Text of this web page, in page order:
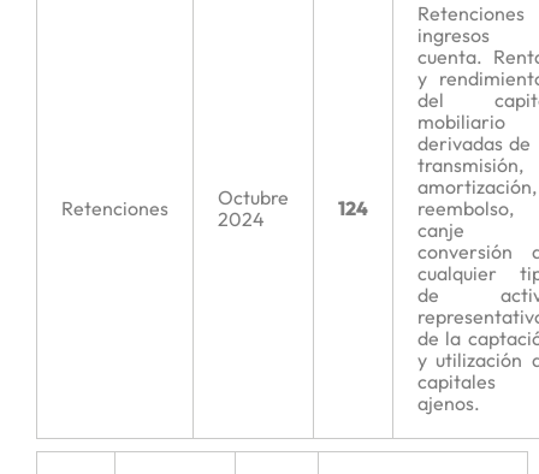
Retenciones
Octubre
2024
124
ingresos
cuenta.
y
del
mobiliario
derivadas de
transmisión,
amortización,
reembolso,
canje
conversión
cualquier
de
de la
y utilización
capitales
ajenos.